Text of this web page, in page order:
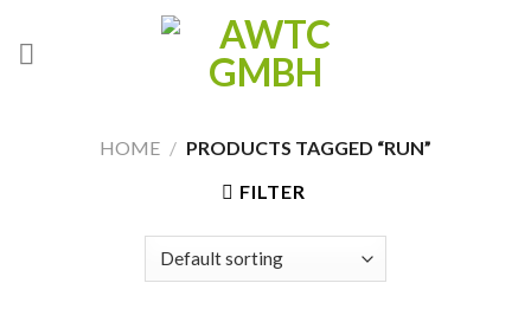
content
HOME / PRODUCTS TAGGED “RUN”
FILTER